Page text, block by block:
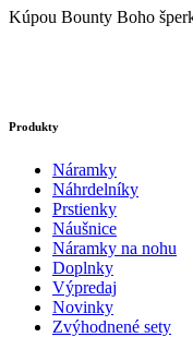
Kúpou Bounty Boho
Produkty
Náramky
Náhrdelníky
Prstienky
Náušnice
Náramky na nohu
Doplnky
Výpredaj
Novinky
Zvýhodnené sety